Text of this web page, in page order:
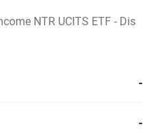
NTR UCITS ETF - Dis
-
-